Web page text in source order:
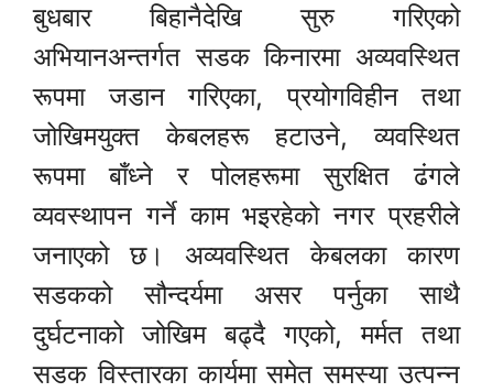
बुधबार बिहानैदेखि सुरु गरिएको
अभियानअन्तर्गत सडक किनारमा अव्यवस्थित
रूपमा जडान गरिएका, प्रयोगविहीन तथा
जोखिमयुक्त केबलहरू हटाउने, व्यवस्थित
रूपमा बाँध्ने र पोलहरूमा सुरक्षित ढंगले
व्यवस्थापन गर्ने काम भइरहेको नगर प्रहरीले
जनाएको छ। अव्यवस्थित केबलका कारण
सडकको सौन्दर्यमा असर पर्नुका साथै
दुर्घटनाको जोखिम बढ्दै गएको, मर्मत तथा
सडक विस्तारका कार्यमा समेत समस्या उत्पन्न